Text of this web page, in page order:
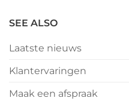
SEE ALSO
Laatste nieuws
Klantervaringen
Maak een afspraak